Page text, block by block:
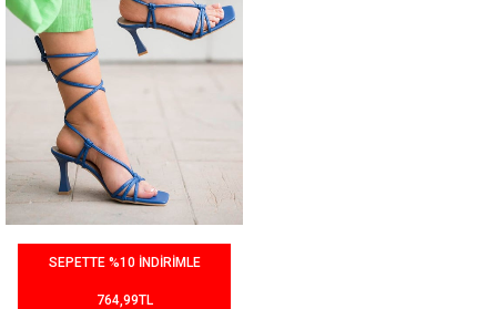
SEPETTE %10 İNDİRİMLE
764,99TL